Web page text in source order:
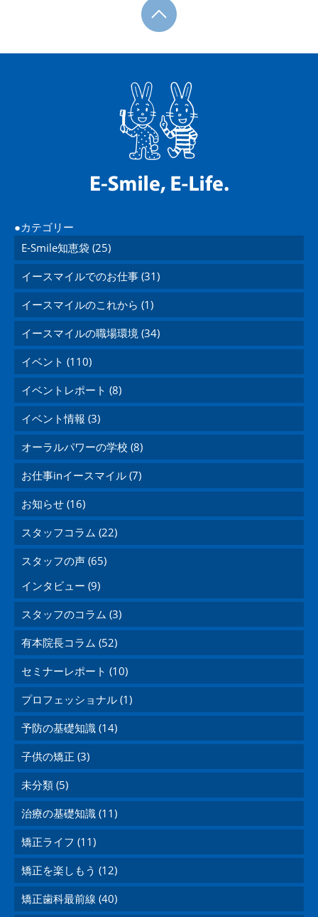
カテゴリー
E-Smile知恵袋 (25)
イースマイルでのお仕事 (31)
イースマイルのこれから (1)
イースマイルの職場環境 (34)
イベント (110)
イベントレポート (8)
イベント情報 (3)
オーラルパワーの学校 (8)
お仕事inイースマイル (7)
お知らせ (16)
スタッフコラム (22)
スタッフの声 (65)
インタビュー (9)
スタッフのコラム (3)
有本院長コラム (52)
セミナーレポート (10)
プロフェッショナル (1)
予防の基礎知識 (14)
子供の矯正 (3)
未分類 (5)
治療の基礎知識 (11)
矯正ライフ (11)
矯正を楽しもう (12)
矯正歯科最前線 (40)